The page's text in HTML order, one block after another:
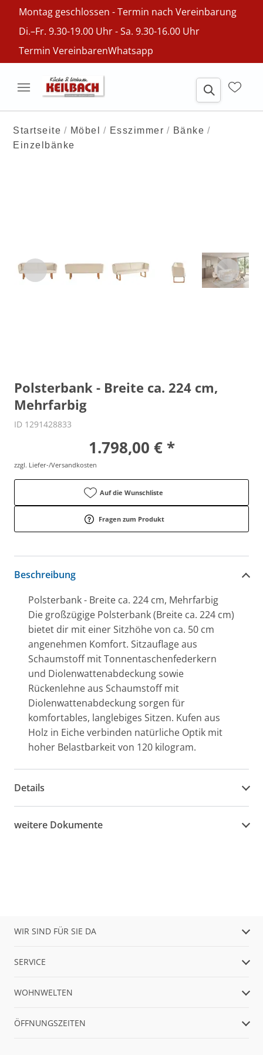
Montag geschlossen - Termin nach Vereinbarung
Di.–Fr. 9.30-19.00 Uhr - Sa. 9.30-16.00 Uhr
Termin VereinbarenWhatsapp
Startseite Möbel Esszimmer
Bänke
Einzelbänke
Polsterbank - Breite ca. 224 cm,
Mehrfarbig
ID 1291428833
1.798,00 € *
zzgl. Liefer-/Versandkosten
Auf die Wunschliste
Fragen zum Produkt
Beschreibung
Polsterbank - Breite ca. 224 cm, Mehrfarbig
Die großzügige Polsterbank (Breite ca. 224 cm)
bietet dir mit einer Sitzhöhe von ca. 50 cm
angenehmen Komfort. Sitzauflage aus
Schaumstoff mit Tonnentaschenfederkern
und Diolenwattenabdeckung sowie
Rückenlehne aus Schaumstoff mit
Diolenwattenabdeckung sorgen für
komfortables, langlebiges Sitzen. Kufen aus
Holz in Eiche verbinden natürliche Optik mit
hoher Belastbarkeit von 120 kilogram.
Details
weitere Dokumente
WIR SIND FÜR SIE DA
SERVICE
WOHNWELTEN
ÖFFNUNGSZEITEN